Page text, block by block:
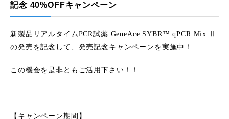
記念 40%OFFキャンペーン
新製品リアルタイムPCR試薬 GeneAce SYBR™ qPCR Mix Ⅱ
の発売を記念して、発売記念キャンペーンを実施中！
この機会を是非ともご活用下さい！！
【キャンペーン期間】